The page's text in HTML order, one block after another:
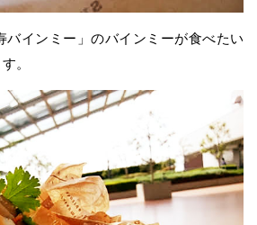
バインミー」のバインミーが食べたい
。